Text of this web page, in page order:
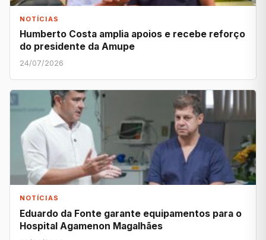
NOTÍCIAS
Humberto Costa amplia apoios e recebe reforço
do presidente da Amupe
24/07/2026
NOTÍCIAS
Eduardo da Fonte garante equipamentos para o
Hospital Agamenon Magalhães